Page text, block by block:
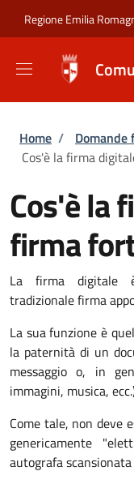
Regione Emilia
Briciole di
Home /
Cos'è la firma
Cos'è la
firma
La firma digitale
tradizionale firma
La sua funzione è
la paternità di un
messaggio o, in
immagini, musica,
Come tale, non deve
genericamente
autografa